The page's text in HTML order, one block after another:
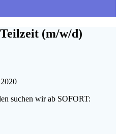
(m/w/d)
suchen wir ab SOFORT: